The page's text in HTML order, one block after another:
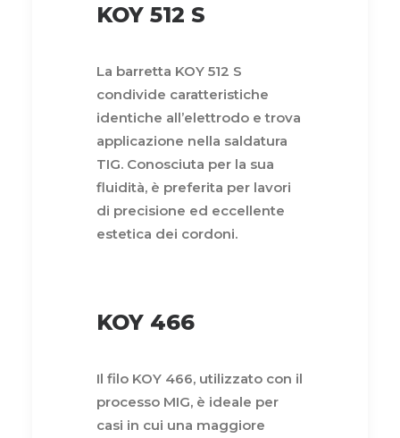
KOY 512 S
La barretta KOY 512 S
condivide caratteristiche
identiche all’elettrodo e trova
applicazione nella saldatura
TIG. Conosciuta per la sua
fluidità, è preferita per lavori
di precisione ed eccellente
estetica dei cordoni.
KOY 466
Il filo KOY 466, utilizzato con il
processo MIG, è ideale per
casi in cui una maggiore